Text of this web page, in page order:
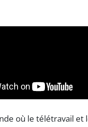
où le télétravail